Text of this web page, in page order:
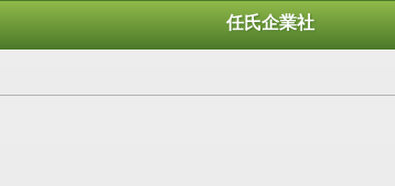
任氏企業社